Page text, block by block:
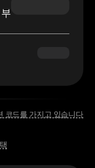
코드를 가지고 있습니다